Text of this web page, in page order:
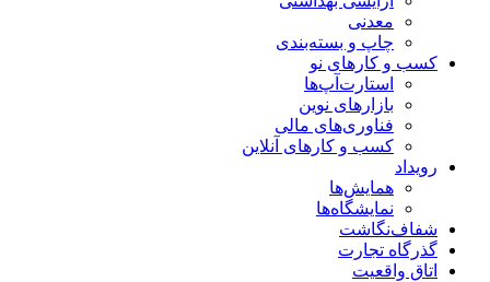
معدنی
چاپ و بسته‌بندی
کسب و کارهای نو
استارت‌آپ‌ها
بازارهای نوین
فناوری‌های مالی
کسب و کارهای آنلاین
رویداد
همایش‌ها
نمایشگاه‌ها
شفاف‌نگاشت
گذرگاه تجارت
اتاق واقعیت